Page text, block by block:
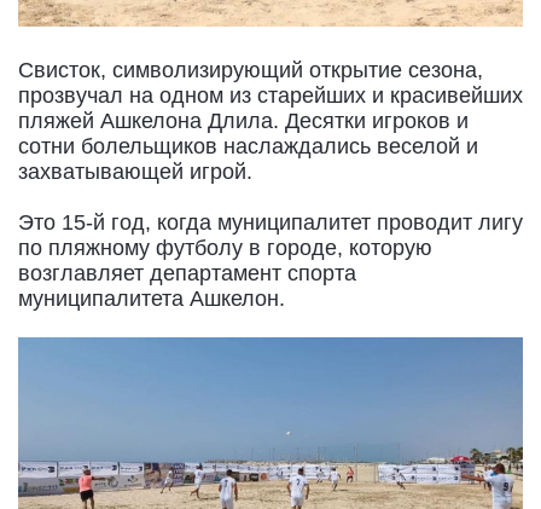
Свисток, символизирующий открытие сезона,
прозвучал на одном из старейших и красивейших
пляжей Ашкелона Длила. Десятки игроков и
сотни болельщиков наслаждались веселой и
захватывающей игрой.
Это 15-й год, когда муниципалитет проводит лигу
по пляжному футболу в городе, которую
возглавляет департамент спорта
муниципалитета Ашкелон.